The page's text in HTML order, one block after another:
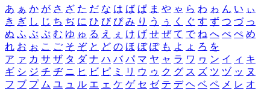
あ ぁ か が さ ざ た だ な は ば ぱ ま や ゃ ら わ ゎ ん い ぃ
き ぎ し じ ち ぢ に ひ び ぴ み り う ぅ く ぐ す ず つ づ っ
ぬ ふ ぶ ぷ む ゆ ゅ る え ぇ け げ せ ぜ て で ね へ べ ぺ め
れ お ぉ こ ご そ ぞ と ど の ほ ぼ ぽ も よ ょ ろ を
ア ァ カ サ ザ タ ダ ナ ハ バ パ マ ヤ ャ ラ ワ ヮ ン イ ィ キ
ギ シ ジ チ ヂ ニ ヒ ビ ピ ミ リ ウ ゥ ク グ ス ズ ツ ヅ ッ ヌ
フ ブ プ ム ユ ュ ル エ ェ ケ ゲ セ ゼ テ デ ヘ ベ ペ メ レ オ